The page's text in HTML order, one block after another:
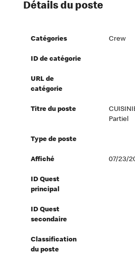
Détails du poste
Catégories Crew
ID de catégorie
URL de
catégorie
Titre du poste
Partiel
Type de poste
Affiché 07/23/
ID Quest
principal
ID Quest
secondaire
Classification
du poste